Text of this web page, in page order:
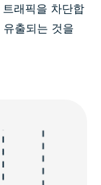
래픽을 차단합
출되는 것을